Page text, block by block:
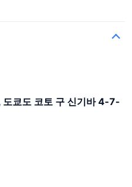
도쿄도 코토 구 신기바 4-7-